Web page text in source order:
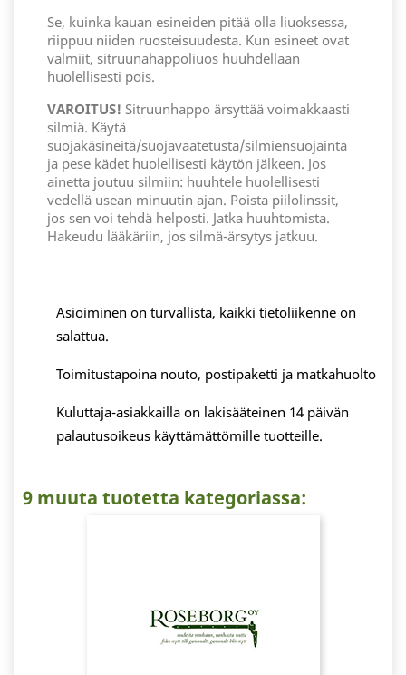
Se, kuinka kauan esineiden pitää olla liuoksessa,
riippuu niiden ruosteisuudesta. Kun esineet ovat
valmiit, sitruunahappoliuos huuhdellaan
huolellisesti pois.
VAROITUS! Sitruunhappo ärsyttää voimakkaasti
silmiä. Käytä
suojakäsineitä/suojavaatetusta/silmiensuojainta
ja pese kädet huolellisesti käytön jälkeen. Jos
ainetta joutuu silmiin: huuhtele huolellisesti
vedellä usean minuutin ajan. Poista piilolinssit,
jos sen voi tehdä helposti. Jatka huuhtomista.
Hakeudu lääkäriin, jos silmä-ärsytys jatkuu.
Asioiminen on turvallista, kaikki tietoliikenne on
salattua.
Toimitustapoina nouto, postipaketti ja matkahuolto
Kuluttaja-asiakkailla on lakisääteinen 14 päivän
palautusoikeus käyttämättömille tuotteille.
9 muuta tuotetta kategoriassa: